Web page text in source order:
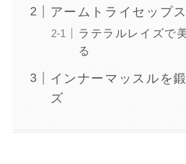
アームトライセップ
ラテラルレイズで
る
インナーマッスルを
ズ